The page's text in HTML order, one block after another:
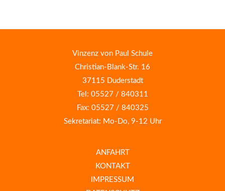
Vinzenz von Paul Schule
Christian-Blank-Str. 16
37115 Duderstadt
Tel: 05527 / 840311
Fax: 05527 / 840325
Sekretariat: Mo-Do, 9-12 Uhr
ANFAHRT
KONTAKT
IMPRESSUM